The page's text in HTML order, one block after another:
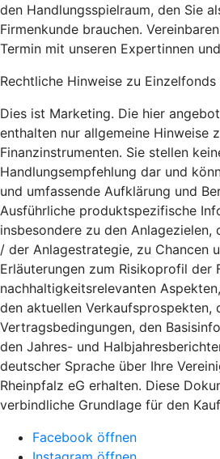
den Handlungsspielraum, den Sie
Firmenkunde brauchen.
Termin mit unseren Expertinnen
Rechtliche Hinweise zu Einzelfonds
Dies ist Marketing. Die hier
enthalten nur allgemeine Hinweise
Finanzinstrumenten. Sie stellen
Handlungsempfehlung dar und
und umfassende Aufklärung und
Ausführliche produktspezifische
insbesondere zu den Anlagezielen,
/ der Anlagestrategie, zu Chancen
Erläuterungen zum Risikoprofil der
nachhaltigkeitsrelevanten
den aktuellen Verkaufsprospekten,
Vertragsbedingungen, den
den Jahres- und
deutscher Sprache über Ihre
Rheinpfalz eG erhalten. Diese
verbindliche Grundlage für den
Facebook öffnen